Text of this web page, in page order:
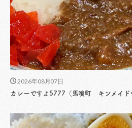
2026年08月07日
カレーですよ5777（馬喰町 キンメイド